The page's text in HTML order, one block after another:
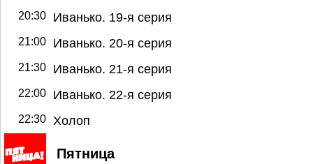
20:30 Иванько. 19-я серия
21:00 Иванько. 20-я серия
21:30 Иванько. 21-я серия
22:00 Иванько. 22-я серия
22:30 Холоп
Пятница